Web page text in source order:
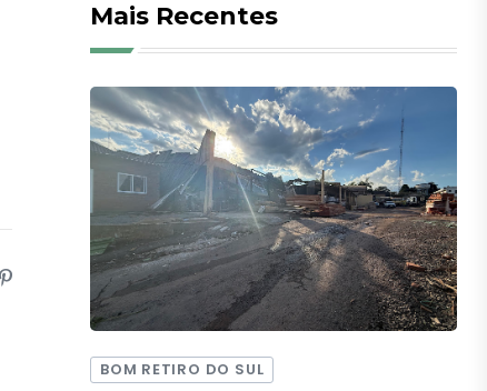
Mais Recentes
BOM RETIRO DO SUL